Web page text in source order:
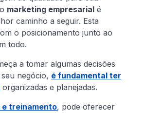
marketing empresarial é
caminho a seguir. Esta
o posicionamento junto ao
todo.
a tomar algumas decisões
negócio, é fundamental ter
organizadas e planejadas.
treinamento, pode oferecer